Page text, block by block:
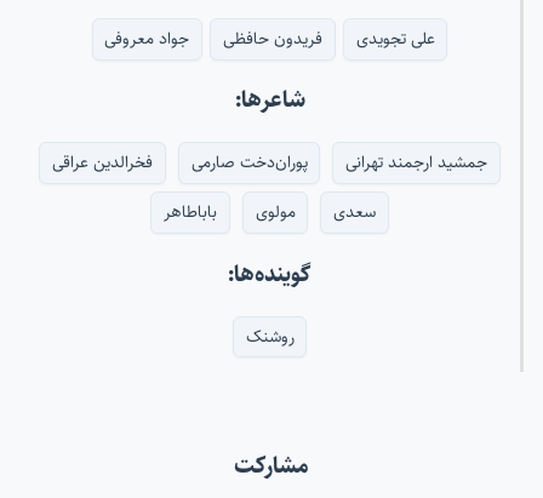
علی تجویدی فریدون حافظی جواد معروفی
شاعرها:
جمشید ارجمند تهرانی پوران‌دخت صارمی
فخرالدین عراقی
سعدی
مولوی باباطاهر
گوینده‌ها:
روشنک
مشارکت